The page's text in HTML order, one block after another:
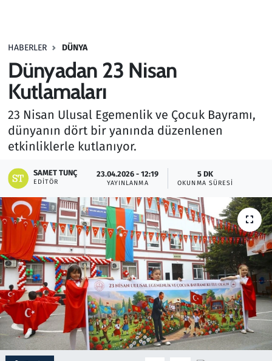
HABERLER DÜNYA
Dünyadan 23 Nisan
Kutlamaları
23 Nisan Ulusal Egemenlik ve Çocuk Bayramı,
dünyanın dört bir yanında düzenlenen
etkinliklerle kutlanıyor.
SAMET TUNÇ
EDITÖR
23.04.2026 - 12:19
YAYINLANMA
5 DK
OKUNMA SÜRESI
Haber
Kültür Sanat
Kurumsal Haberler
Lezzet Durağı
Memur ve Kamu
Otomobil
Oyun
Ramazan
Resmi İlanlar
Rüya Tabirleri